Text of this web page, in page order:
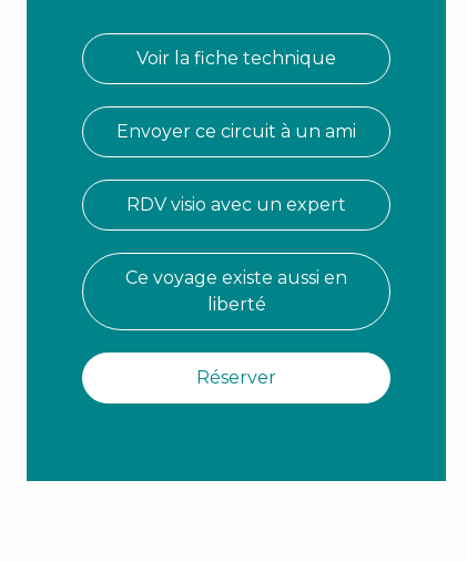
Voir la fiche technique
Envoyer ce circuit à un ami
RDV visio avec un expert
Ce voyage existe aussi en
liberté
Réserver